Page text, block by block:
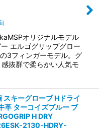
オリジナルモデル
エルゴグリップグロー
3フィンガーモデル。グ
抜群で柔らかい人気モ
キーグローブ Hドライ
革 ターコイズブルー ブ
H DRY
2130-HDRY-